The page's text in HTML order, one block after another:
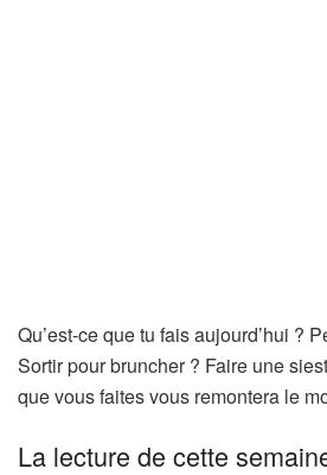
Qu’est-ce que tu fais aujourd’hui ?
Sortir pour bruncher ? Faire une
que vous faites vous remontera le
La lecture de cette